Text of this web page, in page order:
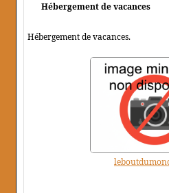
Hébergement de vacances
Hébergement de vacances.